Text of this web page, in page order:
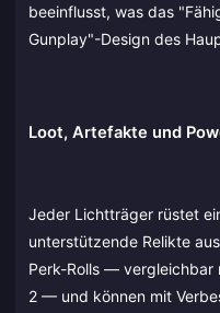
beeinflusst, was das
Gunplay"-Design des
Loot, Artefakte und
Jeder Lichtträger rüstet
unterstützende Relikte
Perk-Rolls — vergleichbar
2 — und können mit